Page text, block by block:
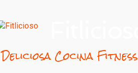
Deliciosa Cocina Fitness